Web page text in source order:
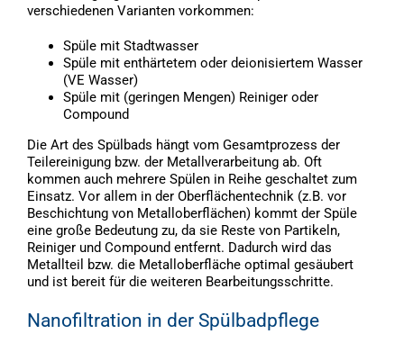
verschiedenen Varianten vorkommen:
Spüle mit Stadtwasser
Spüle mit enthärtetem oder deionisiertem Wasser
(VE Wasser)
Spüle mit (geringen Mengen) Reiniger oder
Compound
Die Art des Spülbads hängt vom Gesamtprozess der
Teilereinigung bzw. der Metallverarbeitung ab. Oft
kommen auch mehrere Spülen in Reihe geschaltet zum
Einsatz. Vor allem in der Oberflächentechnik (z.B. vor
Beschichtung von Metalloberflächen) kommt der Spüle
eine große Bedeutung zu, da sie Reste von Partikeln,
Reiniger und Compound entfernt. Dadurch wird das
Metallteil bzw. die Metalloberfläche optimal gesäubert
und ist bereit für die weiteren Bearbeitungsschritte.
Nanofiltration in der Spülbadpflege